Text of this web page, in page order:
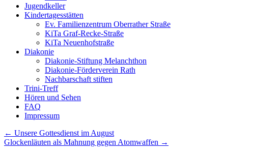
Jugendkeller
Kindertagesstätten
Ev. Familienzentrum Oberrather Straße
KiTa Graf-Recke-Straße
KiTa Neuenhofstraße
Diakonie
Diakonie-Stiftung Melanchthon
Diakonie-Förderverein Rath
Nachbarschaft stiften
Trini-Treff
Hören und Sehen
FAQ
Impressum
← Unsere Gottesdienst im August
Glockenläuten als Mahnung gegen Atomwaffen →